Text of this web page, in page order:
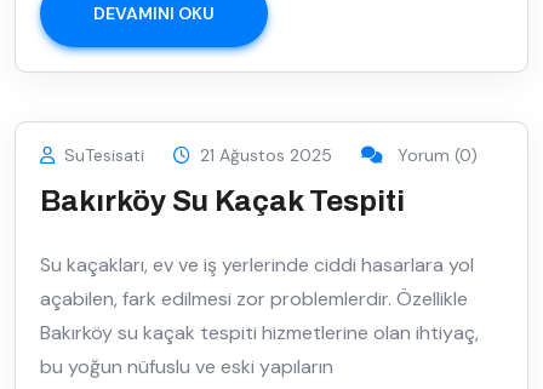
DEVAMINI OKU
SuTesisati 21 Ağustos 2025 Yorum (0)
Bakırköy Su Kaçak Tespiti
Su kaçakları, ev ve iş yerlerinde ciddi hasarlara yol
açabilen, fark edilmesi zor problemlerdir. Özellikle
Bakırköy su kaçak tespiti hizmetlerine olan ihtiyaç,
bu yoğun nüfuslu ve eski yapıların